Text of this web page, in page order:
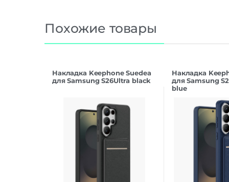
Похожие товары
Накладка Keephone Suedea
для Samsung S26Ultra black
Накладка
для Samsung
blue